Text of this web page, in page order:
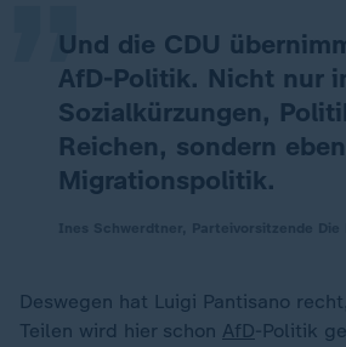
Und die CDU
AfD-Politik. Nicht nur
Sozialkürzungen,
Reichen, sondern
Migrationspolitik.
Deswegen hat Luigi Pantisano
Teilen wird hier schon AfD-Politik